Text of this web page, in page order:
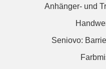
Anhänger- und
Seniovo: